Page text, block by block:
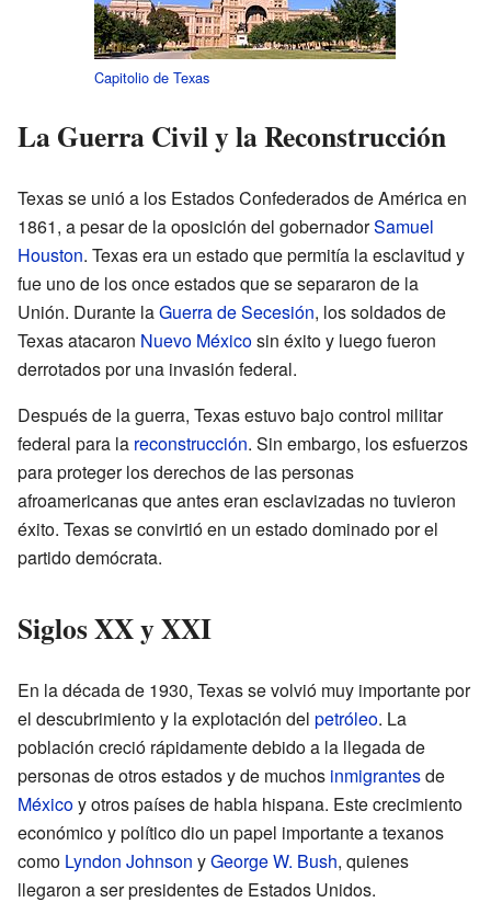
Capitolio de Texas
La Guerra Civil y la Reconstrucción
Texas se unió a los Estados Confederados de América en
1861, a pesar de la oposición del gobernadorSamuel
Houston. Texas era un estado que permitía la esclavitud y
fue uno de los once estados que se separaron de la
Unión. Durante laGuerra de Secesión, los soldados de
Texas atacaron Nuevo Méxicosin éxito y luego fueron
derrotados por una invasión federal.
Después de la guerra, Texas estuvo bajo control militar
federal para la reconstrucción. Sin embargo, los esfuerzos
para proteger los derechos de las personas
afroamericanas que antes eran esclavizadas no tuvieron
éxito. Texas se convirtió en un estado dominado por el
partido demócrata.
Siglos XX y XXI
En la década de 1930, Texas se volvió muy importante por
el descubrimiento y la explotación del petróleo. La
población creció rápidamente debido a la llegada de
personas de otros estados y de muchos inmigrantesde
Méxicoy otros países de habla hispana. Este crecimiento
económico y político dio un papel importante a texanos
como Lyndon Johnson yGeorge W. Bush, quienes
llegaron a ser presidentes de Estados Unidos.